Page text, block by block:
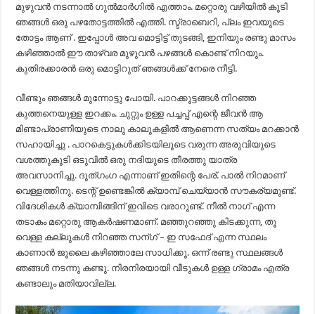
മുഴുവൻ നടന്നാൽ ഗുൽമാർഗിൽ എത്താം. മറ്റൊരു വഴിയിൽ കൂടി
ഞങ്ങൾ ഒരു പഴതോട്ടത്തിൽ എത്തി. സ്ട്രാബെറി, പ്ലം ഇവയുടെ
തോട്ടം ആണ് . ഇപ്പോൾ അവ മൊട്ടിട്ട് തുടങ്ങി, ഇനിയും രണ്ടു മാസം
കഴിഞ്ഞാൽ ഈ താഴ്‌വര മുഴുവൻ പഴങ്ങൾ കൊണ്ട് നിറയും.
കുതിരക്കാരൻ ഒരു മൊട്ടിറുത് ഞങ്ങൾക്ക് നേരെ നീട്ടി.
വീണ്ടും ഞങ്ങൾ മുന്നോട്ടു പോയി. പാറക്കൂട്ടങ്ങൾ നിറഞ്ഞ
കുത്തനെയുള്ള ഇറക്കം. ചുറ്റും ഉള്ള പച്ചപ്പ്‌ എന്റെ ജീവൻ ആ
മിണ്ടാപ്രാണിയുടെ നാലു കാലുകളിൽ ആണെന്ന സത്യം മറക്കാൻ
സഹായിച്ചു . പാറകെട്ടുകൾക്കിടയിലൂടെ വരുന്ന അരുവിയുടെ
വശത്തുകൂടി ഒടുവിൽ ഒരു നദിയുടെ തീരത്തു യാത്ര
അവസാനിച്ചു. ദൂത്ഗംഗ എന്നാണ് ഇതിന്റെ പേര്. പാൽ നിറമാണ്
വെള്ളത്തിനു. ടെന്റ് ഉണ്ടെങ്കിൽ ക്യാമ്പ് ചെയ്യാൻ സൗകര്യമുണ്ട്.
വിദേശികൾ ക്യാമ്പിങ്ങിന് ഇവിടെ വരാറുണ്ട്. നീൽ നാഗ് എന്ന
തടാകം മറ്റൊരു ആകർഷണമാണ്. മഞ്ഞുറഞ്ഞു കിടക്കുന്ന, തൂ
വെള്ള കല്ലുകൾ നിറഞ്ഞ സന്ഗ് – ഇ സഫേദ് എന്ന സ്ഥലം
കാണാൻ ജൂലൈ കഴിഞ്ഞാലേ സാധിക്കൂ. ഒന്ന് രണ്ടു സ്ഥലങ്ങൾ
ഞങ്ങൾ നടന്നു കണ്ടു. നിരനിരയായി വീടുകൾ ഉള്ള ഗ്രാമം എത്ര
കണ്ടാലും മതിയാവില്ല.